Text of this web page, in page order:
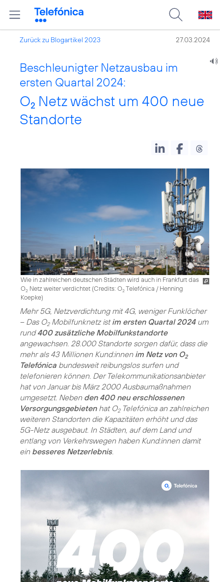
Zurück zu Blogartikel 2023 27.03.2024
Beschleunigter Netzausbau im
ersten Quartal 2024:
O2 Netz wächst um 400 neue
Standorte
Wie in zahlreichen deutschen Städten wird auch in Frankfurt das
O2 Netz weiter verdichtet (Credits: O2Telefónica / Henning
Koepke)
Mehr 5G, Netzverdichtung mit 4G, weniger Funklöcher
– Das O2Mobilfunknetz istim ersten Quartal 2024um
rund400 zusätzliche Mobilfunkstandorte
angewachsen. 28.000 Standorte sorgen dafür, dass die
mehr als 43 Millionen Kund:innen im Netz von O2
Telefónica bundesweit reibungslos surfen und
telefonieren können. Der Telekommunikationsanbieter
hat von Januar bis März 2000 Ausbaumaßnahmen
umgesetzt. Neben den 400 neu erschlossenen
Versorgungsgebietenhat O2Telefónica an zahlreichen
weiteren Standorten die Kapazitäten erhöht und das
5G-Netz ausgebaut. In Städten, auf dem Land und
entlang von Verkehrswegen haben Kund:innen damit
ein besseres Netzerlebnis.